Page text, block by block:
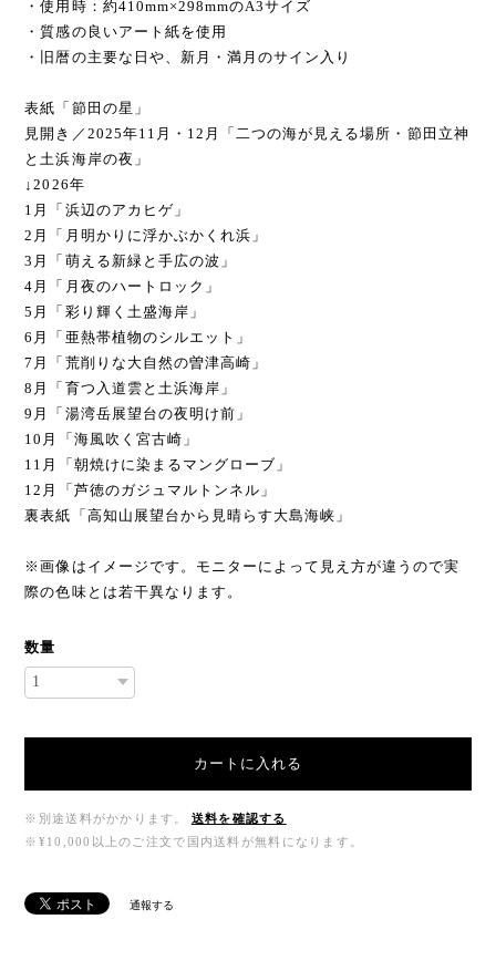
・使用時：約410mm×298mmのA3サイズ
・質感の良いアート紙を使用
・旧暦の主要な日や、新月・満月のサイン入り
表紙「節田の星」
見開き／2025年11月・12月「二つの海が見える場所・節田立神
と土浜海岸の夜」
↓2026年
1月「浜辺のアカヒゲ」
2月「月明かりに浮かぶかくれ浜」
3月「萌える新緑と手広の波」
4月「月夜のハートロック」
5月「彩り輝く土盛海岸」
6月「亜熱帯植物のシルエット」
7月「荒削りな大自然の曽津高崎」
8月「育つ入道雲と土浜海岸」
9月「湯湾岳展望台の夜明け前」
10月「海風吹く宮古崎」
11月「朝焼けに染まるマングローブ」
12月「芦徳のガジュマルトンネル」
裏表紙「高知山展望台から見晴らす大島海峡」
※画像はイメージです。モニターによって見え方が違うので実
際の色味とは若干異なります。
数量
カートに入れる
※別途送料がかかります。
送料を確認する
※¥10,000以上のご注文で国内送料が無料になります。
通報する